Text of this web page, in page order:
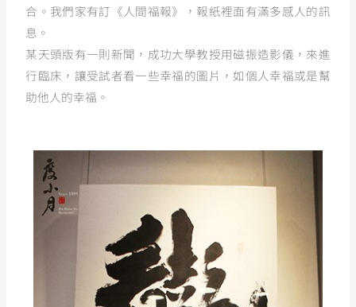
合。我們家有訂《人間福報》，報紙裡面有滿多感人的訊
息。
某天頭版有一則新聞，成功大學教授用磁振造影儀，來進
行臨床，讓受試者看一些幸福的圖片，如個人幸福或是幫
助他人的幸福。